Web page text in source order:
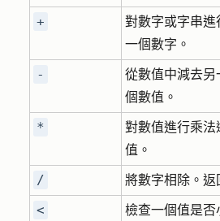
+
對數字或字串進
一個數字。
-
從數值中減去
個數值。
*
對數值進行乘
值。
/ 將數字相除。返
<
檢查一個值是